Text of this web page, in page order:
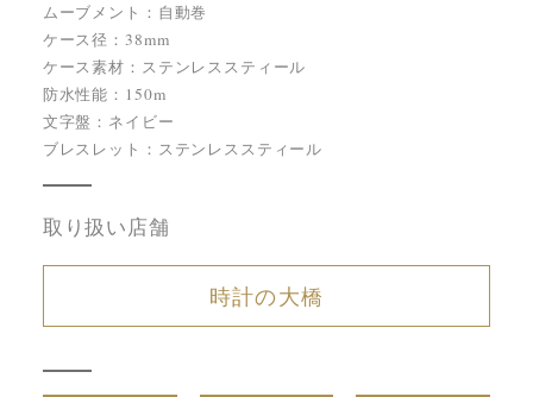
ムーブメント：自動巻
ケース径：38mm
ケース素材：ステンレススティール
防水性能：150m
文字盤：ネイビー
ブレスレット：ステンレススティール
取り扱い店舗
時計の大橋